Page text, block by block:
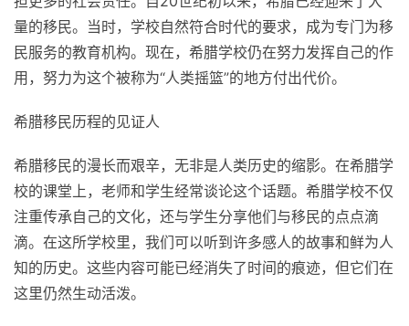
量的移民。当时，学校自然符合时代的要求，成为专门为移
民服务的教育机构。现在，希腊学校仍在努力发挥自己的作
用，努力为这个被称为“人类摇篮”的地方付出代价。
希腊移民历程的见证人
希腊移民的漫长而艰辛，无非是人类历史的缩影。在希腊学
校的课堂上，老师和学生经常谈论这个话题。希腊学校不仅
注重传承自己的文化，还与学生分享他们与移民的点点滴
滴。在这所学校里，我们可以听到许多感人的故事和鲜为人
知的历史。这些内容可能已经消失了时间的痕迹，但它们在
这里仍然生动活泼。